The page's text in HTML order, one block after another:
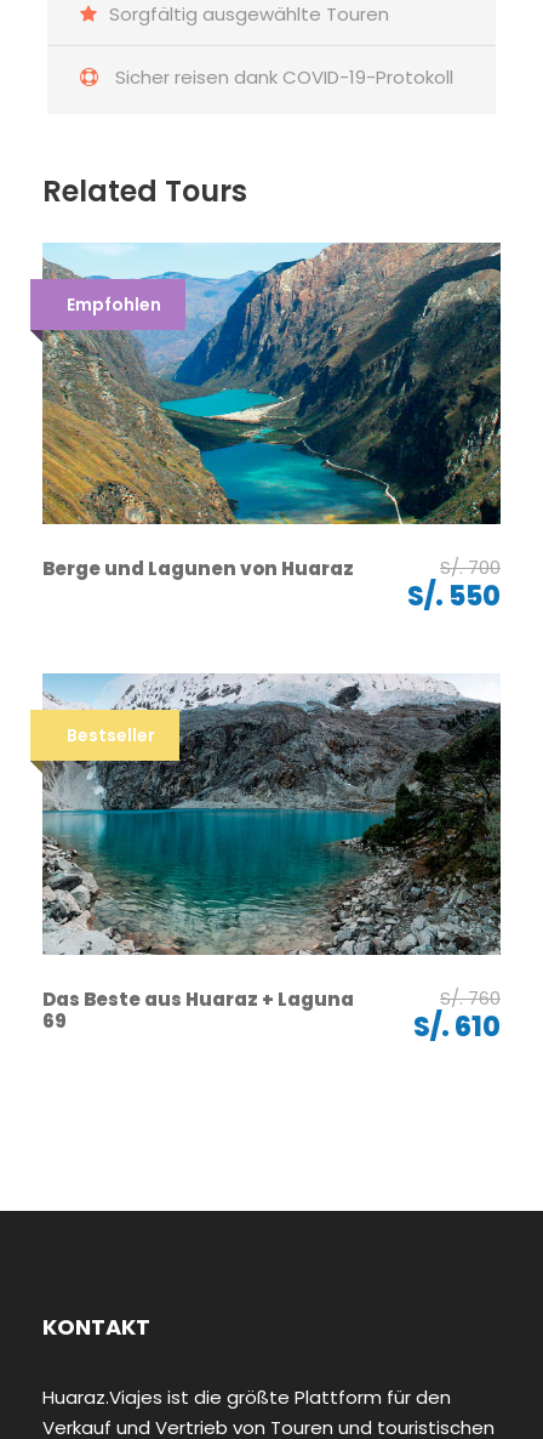
Sorgfältig ausgewählte Touren
Sicher reisen dank COVID-19-Protokoll
Related Tours
Empfohlen
Berge und Lagunen von Huaraz S/. 700
S/. 550
Bestseller
Das Beste aus Huaraz + Laguna
69
S/. 760
S/. 610
KONTAKT
Huaraz.Viajes ist die größte Plattform für den
Verkauf und Vertrieb von Touren und touristischen